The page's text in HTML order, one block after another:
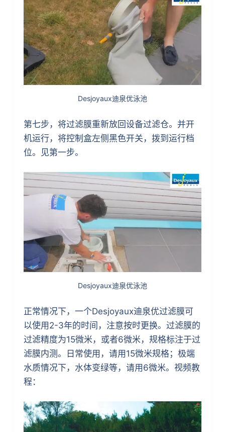
Desjoyaux迪泉优泳池
第七步，将过滤膜重新放回设备过滤仓。并开
机运行，将控制盒左侧黑色开关，拨到运行档
位。见第一步。
Desjoyaux迪泉优泳池
正常情况下，一个Desjoyaux迪泉优过滤膜可
以使用2-3年的时间，注意按时更换。过滤膜的
过滤精度为15微米，或者6微米，规格标注于过
滤膜内测。日常使用，请用15微米规格；极端
水质情况下，水体变绿等，请用6微米。视频教
程：